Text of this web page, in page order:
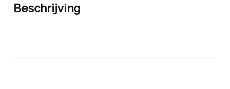
Beschrijving